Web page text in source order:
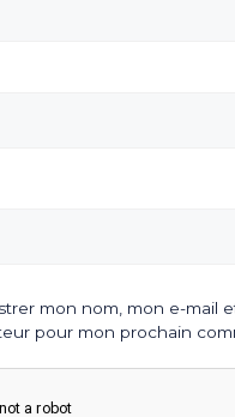
mon nom, mon e-mail
pour mon prochain